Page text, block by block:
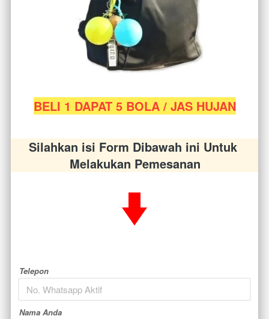
BELI 1 DAPAT 5 BOLA / JAS HUJAN
Silahkan isi Form Dibawah ini Untuk
Melakukan Pemesanan
Telepon
Nama Anda